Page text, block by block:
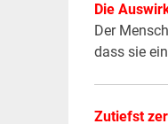
Die
Der
dass sie
Zutiefst